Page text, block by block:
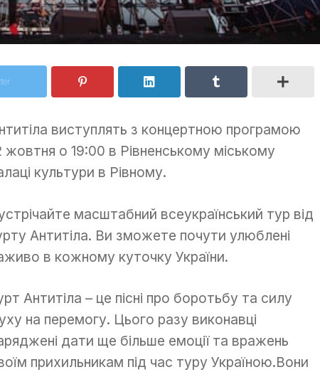
виступлять з концертною програмою
жовтня о 19:00 в Рівненському міському
культури в Рівному.
масштабний всеукраїнський тур від
Антитіла. Ви зможете почути улюблені
в кожному куточку України.
Антитіла – це пісні про боротьбу та силу
на перемогу. Цього разу виконавці
дати ще більше емоції та вражень
прихильникам під час туру Україною.Вони